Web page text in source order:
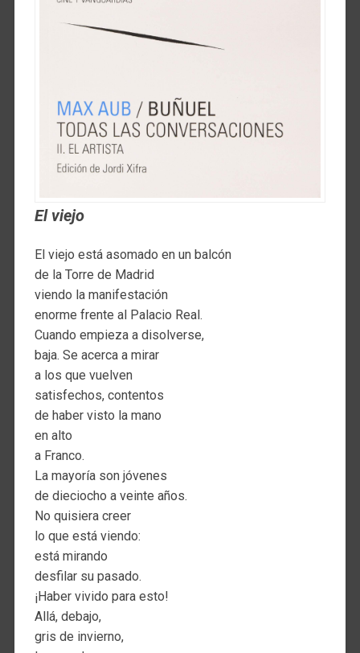
El viejo
El viejo está asomado en un balcón
de la Torre de Madrid
viendo la manifestación
enorme frente al Palacio Real.
Cuando empieza a disolverse,
baja. Se acerca a mirar
a los que vuelven
satisfechos, contentos
de haber visto la mano
en alto
a Franco.
La mayoría son jóvenes
de dieciocho a veinte años.
No quisiera creer
lo que está viendo:
está mirando
desfilar su pasado.
¡Haber vivido para esto!
Allá, debajo,
gris de invierno,